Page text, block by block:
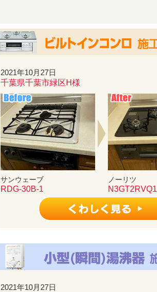
2021年10月27日
千葉県千葉市緑区H様
サンウェーブ
RDG-30B-1
ノーリツ
N3GT2RVQ1
2021年10月27日